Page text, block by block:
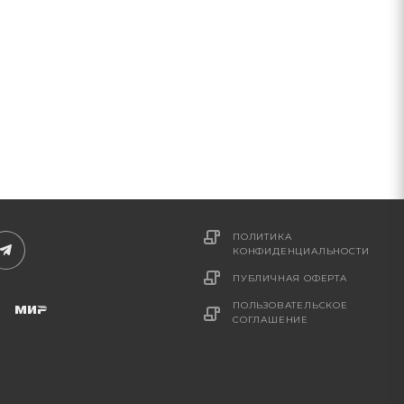
ПОЛИТИКА
КОНФИДЕНЦИАЛЬНОСТИ
ПУБЛИЧНАЯ ОФЕРТА
ПОЛЬЗОВАТЕЛЬСКОЕ
СОГЛАШЕНИЕ